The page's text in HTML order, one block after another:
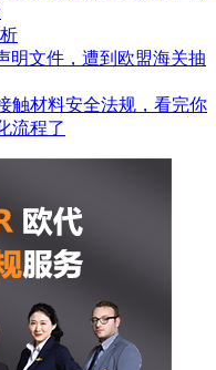
明文件，遭到欧盟海关抽
触材料安全法规，看完你
流程了